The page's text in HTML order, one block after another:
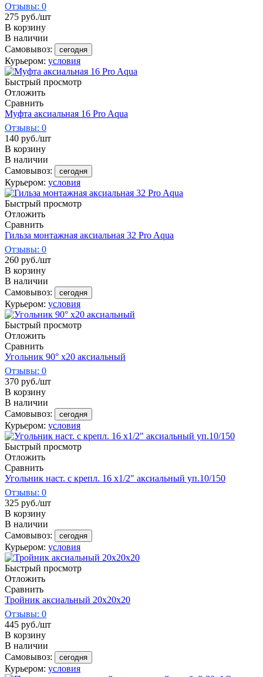
Отзывы: 0
275 руб./шт
В корзину
В наличии
Самовывоз:
сегодня
Курьером: условия
Быстрый просмотр
Отложить
Сравнить
Муфта аксиальная 16 Pro Aqua
Отзывы: 0
140 руб./шт
В корзину
В наличии
Самовывоз:
сегодня
Курьером: условия
Быстрый просмотр
Отложить
Сравнить
Гильза монтажная аксиальная 32 Pro Aqua
Отзывы: 0
260 руб./шт
В корзину
В наличии
Самовывоз:
сегодня
Курьером: условия
Быстрый просмотр
Отложить
Сравнить
Угольник 90° х20 аксиальный
Отзывы: 0
370 руб./шт
В корзину
В наличии
Самовывоз:
сегодня
Курьером: условия
Быстрый просмотр
Отложить
Сравнить
Угольник наст. с крепл. 16 х1/2" аксиальный уп.10/150
Отзывы: 0
325 руб./шт
В корзину
В наличии
Самовывоз:
сегодня
Курьером: условия
Быстрый просмотр
Отложить
Сравнить
Тройник аксиальный 20х20х20
Отзывы: 0
445 руб./шт
В корзину
В наличии
Самовывоз:
сегодня
Курьером: условия